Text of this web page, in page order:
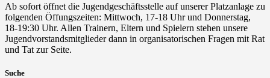
Ab sofort öffnet die Jugendgeschäftsstelle auf unserer Platzanlage zu
folgenden Öffungszeiten: Mittwoch, 17-18 Uhr und Donnerstag,
18-19:30 Uhr. Allen Trainern, Eltern und Spielern stehen unsere
Jugendvorstandsmitglieder dann in organisatorischen Fragen mit Rat
und Tat zur Seite.
Suche